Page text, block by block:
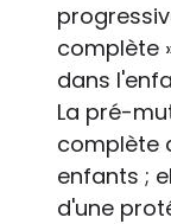
complète
dans
La pré-
complète
enfants ;
d'une